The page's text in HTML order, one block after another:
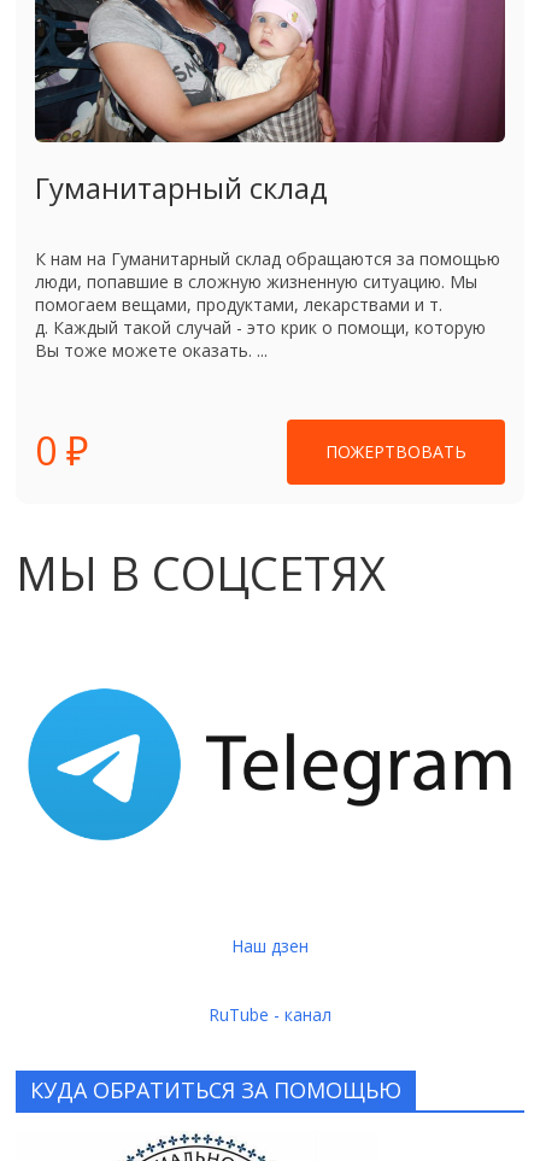
Гуманитарный склад
К нам на Гуманитарный склад обращаются за помощью
люди, попавшие в сложную жизненную ситуацию. Мы
помогаем вещами, продуктами, лекарствами и т.
д. Каждый такой случай - это крик о помощи, которую
Вы тоже можете оказать. ...
0 ₽ ПОЖЕРТВОВАТЬ
МЫ В СОЦСЕТЯХ
Наш дзен
RuTube - канал
КУДА ОБРАТИТЬСЯ ЗА ПОМОЩЬЮ